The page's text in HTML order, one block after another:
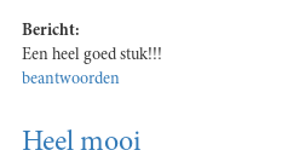
Bericht:
Een heel goed stuk!!!
beantwoorden
Heel mooi